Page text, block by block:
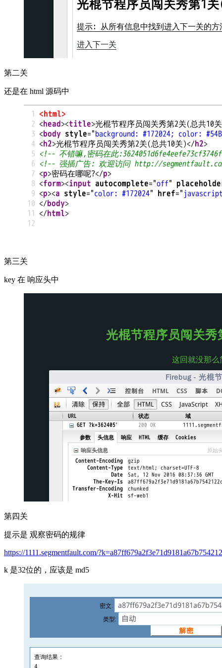
第二关
还是在 html 源码中
第三关
key 在 响应头中
第四关
提示是 观察密码的规律
https://1111.segmentfault.com/
k 是32位的，应该是 md5